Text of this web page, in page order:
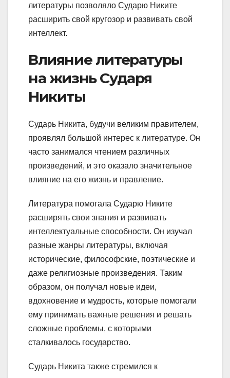
литературы позволяло Сударю Никите
расширить свой кругозор и развивать свой
интеллект.
Влияние литературы
на жизнь Сударя
Никиты
Сударь Никита, будучи великим правителем,
проявлял большой интерес к литературе. Он
часто занимался чтением различных
произведений, и это оказало значительное
влияние на его жизнь и правление.
Литература помогала Сударю Никите
расширять свои знания и развивать
интеллектуальные способности. Он изучал
разные жанры литературы, включая
исторические, философские, поэтические и
даже религиозные произведения. Таким
образом, он получал новые идеи,
вдохновение и мудрость, которые помогали
ему принимать важные решения и решать
сложные проблемы, с которыми
сталкивалось государство.
Сударь Никита также стремился к